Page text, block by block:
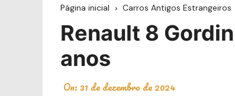
Página inicial Carros Antigos Estrangeiros
Renault 8
anos
On:31 de dezembro de 2024